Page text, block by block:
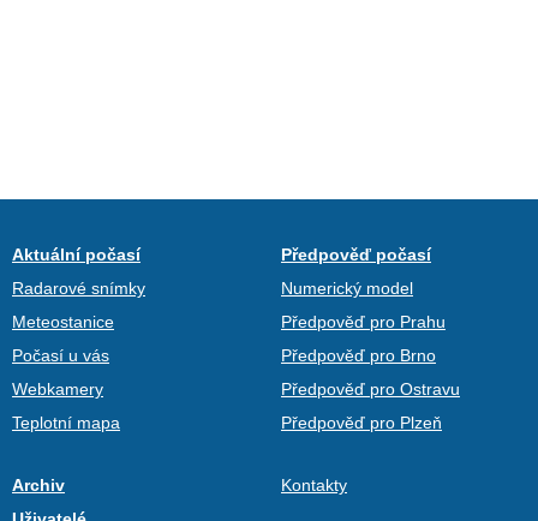
Aktuální počasí
Radarové snímky
Meteostanice
Počasí u vás
Webkamery
Teplotní mapa
Předpověď počasí
Numerický model
Předpověď pro Prahu
Předpověď pro Brno
Předpověď pro Ostravu
Předpověď pro Plzeň
Archiv
Kontakty